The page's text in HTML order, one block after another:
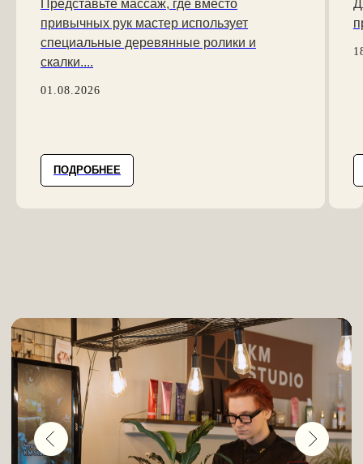
Представьте массаж, где вместо
привычных рук мастер использует
специальные деревянные ролики и
скалки....
01.08.2026
ПОДРОБНЕЕ